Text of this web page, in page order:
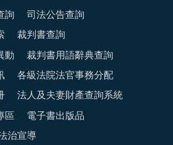
詢 司法公告查詢
裁判書查詢
動 裁判書用語辭典查詢
各級法院法官事務分配
法人及夫妻財產查詢系統
區 電子書出版品
治宣導